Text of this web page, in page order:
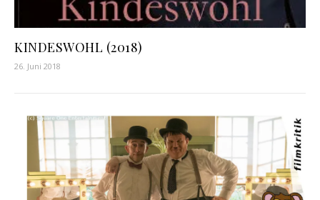
KINDESWOHL (2018)
26. Juni 2018